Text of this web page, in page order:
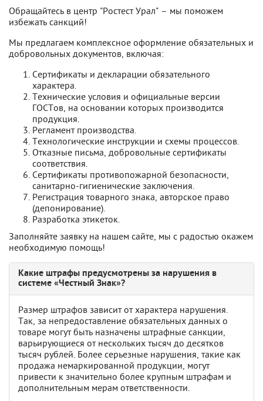
Обращайтесь в центр "Ростест Урал" – мы поможем
избежать санкций!
Мы предлагаем комплексное оформление обязательных и
добровольных документов, включая:
Сертификаты и декларации обязательного
характера.
Технические условия и официальные версии
ГОСТов, на основании которых производится
продукция.
Регламент производства.
Технологические инструкции и схемы процессов.
Отказные письма, добровольные сертификаты
соответствия.
Сертификаты противопожарной безопасности,
санитарно-гигиенические заключения.
Регистрация товарного знака, авторское право
(депонирование).
Разработка этикеток.
Заполняйте заявку на нашем сайте, мы с радостью окажем
необходимую помощь!
Какие штрафы предусмотрены за нарушения в
системе «Честный Знак»?
Размер штрафов зависит от характера нарушения.
Так, за непредоставление обязательных данных о
товаре могут быть назначены штрафные санкции,
варьирующиеся от нескольких тысяч до десятков
тысяч рублей. Более серьезные нарушения, такие как
продажа немаркированной продукции, могут
привести к значительно более крупным штрафам и
дополнительным мерам ответственности.